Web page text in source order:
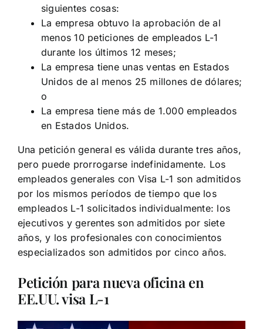
siguientes cosas:
La empresa obtuvo la aprobación de al
menos 10 peticiones de empleados L-1
durante los últimos 12 meses;
La empresa tiene unas ventas en Estados
Unidos de al menos 25 millones de dólares;
o
La empresa tiene más de 1.000 empleados
en Estados Unidos.
Una petición general es válida durante tres años,
pero puede prorrogarse indefinidamente. Los
empleados generales con Visa L-1 son admitidos
por los mismos períodos de tiempo que los
empleados L-1 solicitados individualmente: los
ejecutivos y gerentes son admitidos por siete
años, y los profesionales con conocimientos
especializados son admitidos por cinco años.
Petición para nueva oficina en
EE.UU. visa L-1